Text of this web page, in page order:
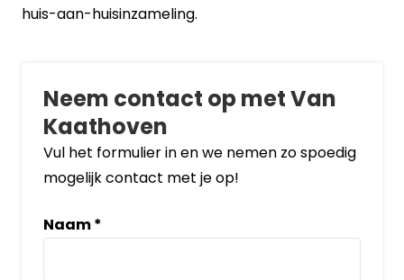
huis-aan-huisinzameling.
Neem contact op met Van
Kaathoven
Vul het formulier in en we nemen zo spoedig
mogelijk contact met je op!
Naam*